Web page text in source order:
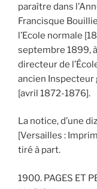
paraître dans
Francisque
l’Ecole normale
septembre 1899,
directeur de
ancien Inspecteur
[avril 1872-1876].
La notice, d’une
[Versailles :
tiré à part.
1900. PAGES ET